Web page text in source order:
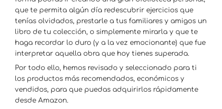
que te permita algún día redescubrir ejercicios que
tenías olvidados, prestarle a tus familiares y amigos un
libro de tu colección, o simplemente mirarla y que te
haga recordar lo duro (y a la vez emocionante) que fue
interpretar aquella obra que hoy tienes superada.
Por todo ello, hemos revisado y seleccionado para ti
los productos más recomendados, económicos y
vendidos, para que puedas adquirirlos rápidamente
desde Amazon.